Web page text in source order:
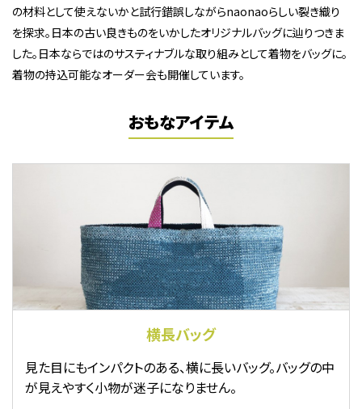
の材料として使えないかと試行錯誤しながらnaonaoらしい裂き織り
を探求。日本の古い良きものをいかしたオリジナルバッグに辿りつきま
した。日本ならではのサスティナブルな取り組みとして着物をバッグに。
着物の持込可能なオーダー会も開催しています。
おもなアイテム
横長バッグ
見た目にもインパクトのある、横に長いバッグ。バッグの中
が見えやすく小物が迷子になりません。